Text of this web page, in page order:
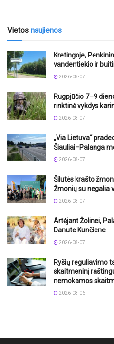
Vietos naujienos
Kretingoje,
vandentiekio ir
2026-08-07
Rugpjūčio 7–9
rinktinė vykdys
2026-08-07
„Via Lietuva“
Šiauliai–Palanga
2026-08-07
Šilutės krašto
Žmonių su negalia
2026-08-07
Artėjant Žolinei,
Danute Kunčiene
2026-08-07
Ryšių reguliavimo
skaitmeninį
nemokamos
2026-08-06